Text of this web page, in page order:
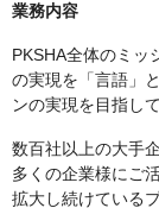
業務内容
PKSHA全体のミッ
の実現を「言語」
ンの実現を目指し
数百社以上の大手
多くの企業様にご
拡大し続けている